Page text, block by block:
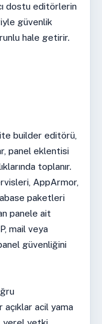
dostu editörlerin
güvenlik
hale getirir.
builder editörü,
panel eklentisi
toplanır.
AppArmor,
paketleri
panele ait
mail veya
güvenliğini
açıklar acil yama